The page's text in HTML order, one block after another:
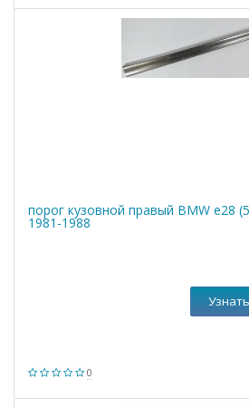
порог кузовной правый BMW е28
1981-1988
0